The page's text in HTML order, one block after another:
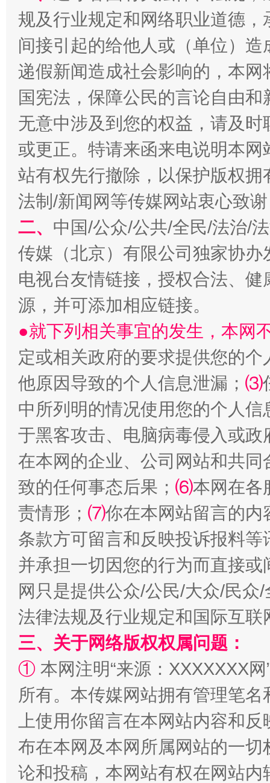
东山县通报“牛蛙产品抗生素超标问题” 法
千年窑火 生生不息 一
揭开“小金库”的免责幌子
全民健身五年计划来了！等你上场
规及行业规定和网络职业道德
间接引起的给他人或（单位）
递假新闻造成社会影响的，本
国宪法，保障公民的言论自由
无意中涉及到您的权益，请及
或更正。特请来函来电说明本
站有权先行撤除，以保护版权
法制/新闻网等传媒网站衷心致
二、 中国/公众/公共/全民/法治/
传媒（北京）有限公司独家协
电视台友情链接，授权合法、
源，并可添加相应链接。
●就下列相关事宜的发生，本网
定或相关政府的要求提供您的个
他原因导致的个人信息泄漏； ⑶
中所列明的情况使用您的个人
于黑客攻击、电脑病毒侵入或
在本网的企业、公司网站和共
致的任何事态后果； ⑹本网在各
责情形； ⑺你在本网站留言的内
条款方可留言和反映投诉报料
并承担一切因您的行为而直接
网只是提供公众/公民/大众/民
法律法规及行业规定和国际互
三、关于网络版权权属问题：
① 本网注明“来源：XXXXXXX
所有。本传媒网站拥有管理笔
上使用你留言在本网站内容和
布在本网及本网所属网站的一
论和投稿，本网站有权在网站